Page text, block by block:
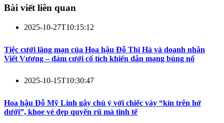
Bài viết liên quan
2025-10-27T10:15:12
Tiệc cưới lãng mạn của Hoa hậu Đỗ Thị Hà và doanh nhân
Viết Vương – đám cưới cổ tích khiến dân mạng bùng nổ
2025-10-15T10:30:47
Hoa hậu Đỗ Mỹ Linh gây chú ý với chiếc váy “kín trên hở
dưới”, khoe vẻ đẹp quyến rũ mà tinh tế